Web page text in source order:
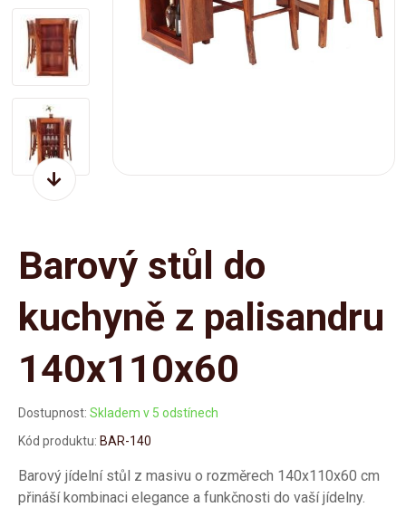
Barový stůl do
kuchyně z palisandru
140x110x60
Dostupnost: Skladem v 5 odstínech
Kód produktu: BAR-140
Barový jídelní stůl z masivu o rozměrech 140x110x60 cm
přináší kombinaci elegance a funkčnosti do vaší jídelny.